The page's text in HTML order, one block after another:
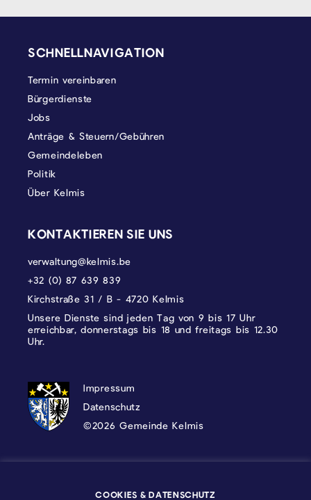
SCHNELLNAVIGATION
Termin vereinbaren
Bürgerdienste
Jobs
Anträge & Steuern/Gebühren
Gemeindeleben
Politik
Über Kelmis
KONTAKTIEREN SIE UNS
verwaltung@kelmis.be
+32 (0) 87 639 839
Kirchstraße 31 / B - 4720 Kelmis
Unsere Dienste sind jeden Tag von 9 bis 17 Uhr
erreichbar, donnerstags bis 18 und freitags bis 12.30
Uhr.
DATENSCHUTZ, IMPRESSUM UND
Impressum
Datenschutz
©2026 Gemeinde Kelmis
COOKIES & DATENSCHUTZ